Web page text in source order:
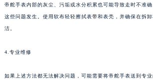
帝舵手表内部的灰尘、污垢或水分积累也可能导致走时不准
这些问题发生。使用软布轻轻擦拭表带和表壳，并确保在拆
洁。
4.专业维修
如果上述方法都无法解决问题，可能需要将帝舵手表送到专